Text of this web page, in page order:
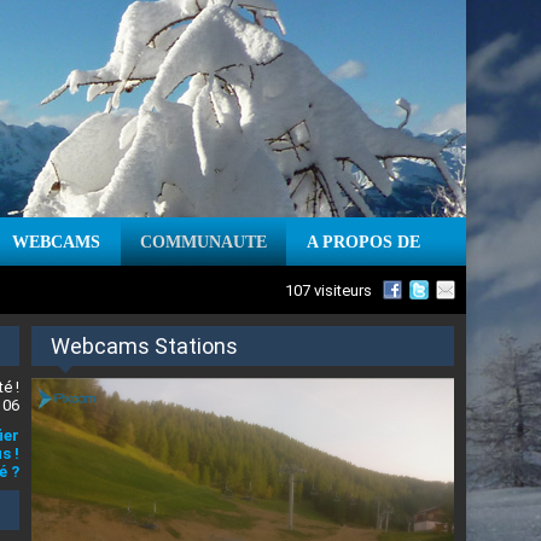
WEBCAMS COMMUNAUTE A PROPOS DE
107 visiteurs
!
!
?
Webcams Stations